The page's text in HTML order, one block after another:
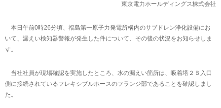
東京電力ホールディングス株式会社
本日午前0時26分頃、福島第一原子力発電所構内のサブドレン浄化設備にお
いて、漏えい検知器警報が発生した件について、その後の状況をお知らせしま
す。
当社社員が現場確認を実施したところ、水の漏えい箇所は、吸着塔２Ｂ入口
側に接続されているフレキシブルホースのフランジ部であることを確認しまし
た。